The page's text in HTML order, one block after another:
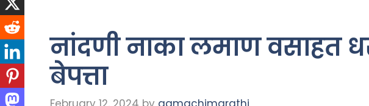
नांदणी नाका लमाण वसाहत
बेपत्ता